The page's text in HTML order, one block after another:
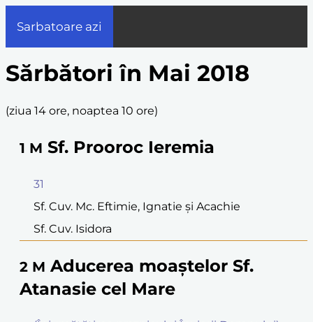
Sarbatoare azi
Sărbători în Mai 2018
(ziua 14 ore, noaptea 10 ore)
1 M Sf. Prooroc Ieremia
31
Sf. Cuv. Mc. Eftimie, Ignatie şi Acachie
Sf. Cuv. Isidora
2 M Aducerea moaştelor Sf.
Atanasie cel Mare